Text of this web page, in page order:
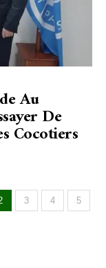
Au
De
Cocotiers
3 4 5